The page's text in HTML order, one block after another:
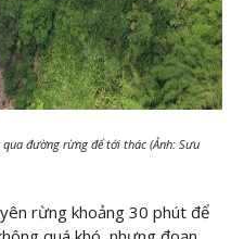
đường rừng để tới thác (Ảnh: Sưu
rừng khoảng 30 phút để